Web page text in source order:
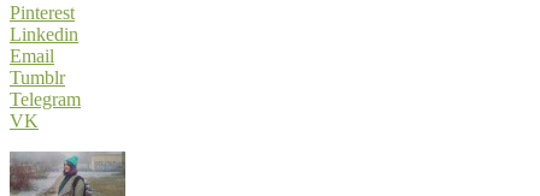
Pinterest
Linkedin
Email
Tumblr
Telegram
VK